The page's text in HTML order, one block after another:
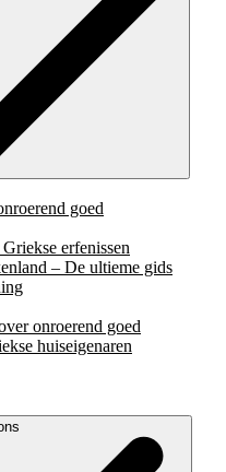
goed
erfenissen
– De ultieme gids
onroerend goed
huiseigenaren